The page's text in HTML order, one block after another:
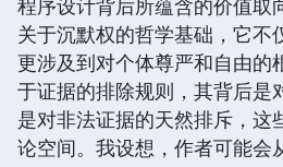
程序设计背后所蕴含的价值取
关于沉默权的哲学基础，它不
更涉及到对个体尊严和自由的
于证据的排除规则，其背后是
是对非法证据的天然排斥，这
论空间。我设想，作者可能会